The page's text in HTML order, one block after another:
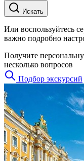
Искать
Или воспользуйтесь
важно подробно
Получите
несколько вопросов
Подбор экскурсий